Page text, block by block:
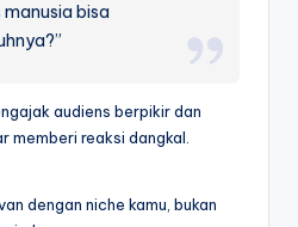
bisa
audiens berpikir dan
memberi reaksi dangkal.
dengan niche kamu, bukan